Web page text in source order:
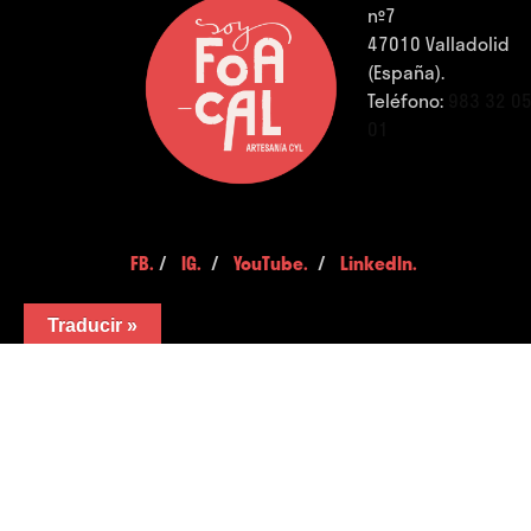
nº7
47010 Valladolid
(España).
Teléfono:
FB. /IG. /YouTube. /LinkedIn.
Traducir »